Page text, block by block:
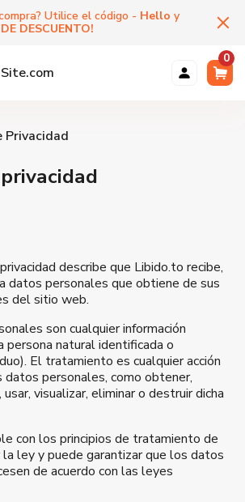
Utilice el código - Hello y
DE DESCUENTO!
0
Privacidad
describe que Libido.to recibe,
datos personales que obtiene de sus
del sitio web.
son cualquier información
persona natural identificada o
El tratamiento es cualquier acción
datos personales, como obtener,
visualizar, eliminar o destruir dicha
con los principios de tratamiento de
ley y puede garantizar que los datos
de acuerdo con las leyes